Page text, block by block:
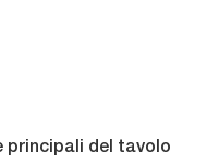
principali del tavolo